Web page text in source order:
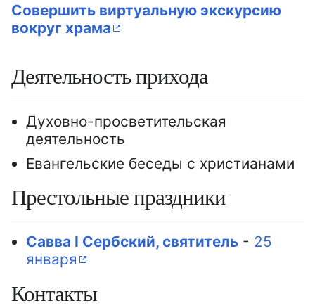
Совершить виртуальную экскурсию
вокруг храма
Деятельность прихода
Духовно-просветительская
деятельность
Евангельские беседы с христианами
Престольные праздники
Савва I Сербский, святитель- 25
января
Контакты